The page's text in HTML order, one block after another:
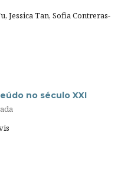
Jessica Tan, Sofia Contreras-
no século XXI